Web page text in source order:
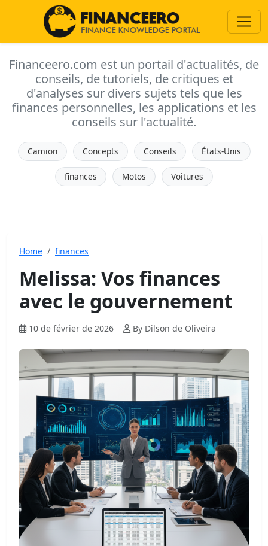
Financeero.com est un portail d'actualités, de
conseils, de tutoriels, de critiques et
d'analyses sur divers sujets tels que les
finances personnelles, les applications et les
conseils sur l'actualité.
Camion Concepts Conseils États-Unis
finances Motos Voitures
Home finances
Melissa: Vos finances
avec le gouvernement
10 de février de 2026 By Dilson de Oliveira